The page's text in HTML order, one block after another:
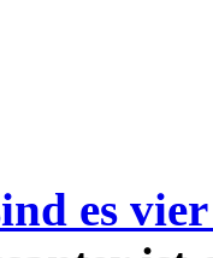
es